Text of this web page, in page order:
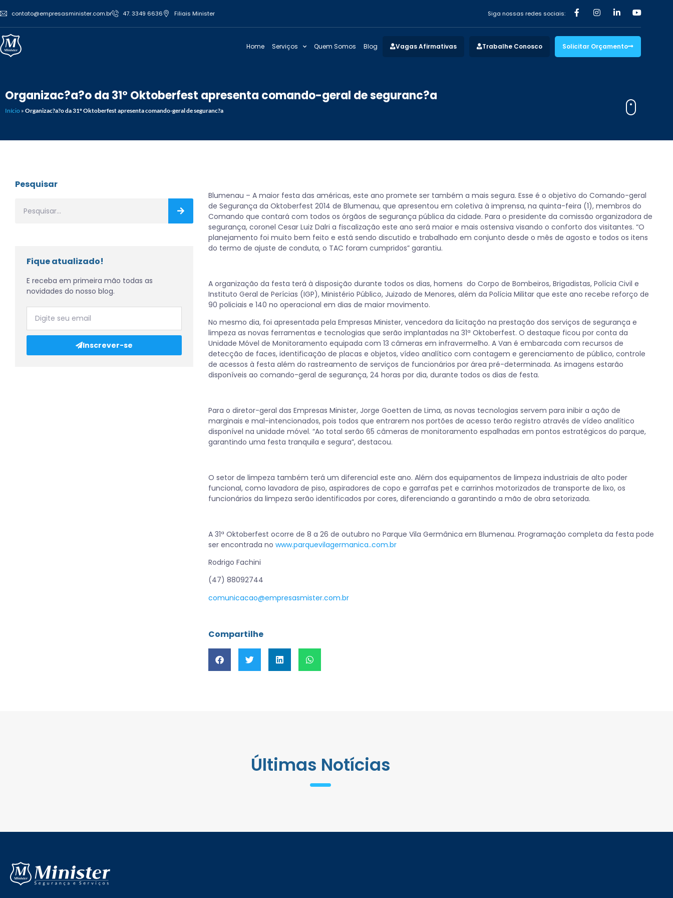
contato@empresasminister.com.br 47. 3349 6636 Filiais Minister Siga nossas redes sociais:
Home Serviços Quem Somos Blog Vagas Afirmativas Trabalhe Conosco Solicitar Orçamento
Organizac?a?o da 31º Oktoberfest apresenta comando-geral de seguranc?a
Início » Organizac?a?o da 31º Oktoberfest apresenta comando-geral de seguranc?a
Pesquisar
Fique atualizado!
E receba em primeira mão todas as
novidades do nosso blog.
Inscrever-se
Blumenau – A maior festa das américas, este ano promete ser também a mais segura. Esse é o objetivo do Comando-geral
de Segurança da Oktoberfest 2014 de Blumenau, que apresentou em coletiva à imprensa, na quinta-feira (1), membros do
Comando que contará com todos os órgãos de segurança pública da cidade. Para o presidente da comissão organizadora de
segurança, coronel Cesar Luiz Dalri a fiscalização este ano será maior e mais ostensiva visando o conforto dos visitantes. “O
planejamento foi muito bem feito e está sendo discutido e trabalhado em conjunto desde o mês de agosto e todos os itens
do termo de ajuste de conduta, o TAC foram cumpridos” garantiu.
A organização da festa terá à disposição durante todos os dias, homens do Corpo de Bombeiros, Brigadistas, Polícia Civil e
Instituto Geral de Perícias (IGP), Ministério Público, Juizado de Menores, além da Polícia Militar que este ano recebe reforço de
90 policiais e 140 no operacional em dias de maior movimento.
No mesmo dia, foi apresentada pela Empresas Minister, vencedora da licitação na prestação dos serviços de segurança e
limpeza as novas ferramentas e tecnologias que serão implantadas na 31ª Oktoberfest. O destaque ficou por conta da
Unidade Móvel de Monitoramento equipada com 13 câmeras em infravermelho. A Van é embarcada com recursos de
detecção de faces, identificação de placas e objetos, vídeo analítico com contagem e gerenciamento de público, controle
de acessos à festa além do rastreamento de serviços de funcionários por área pré-determinada. As imagens estarão
disponíveis ao comando-geral de segurança, 24 horas por dia, durante todos os dias de festa.
Para o diretor-geral das Empresas Minister, Jorge Goetten de Lima, as novas tecnologias servem para inibir a ação de
marginais e mal-intencionados, pois todos que entrarem nos portões de acesso terão registro através de vídeo analítico
disponível na unidade móvel. “Ao total serão 65 câmeras de monitoramento espalhadas em pontos estratégicos do parque,
garantindo uma festa tranquila e segura”, destacou.
O setor de limpeza também terá um diferencial este ano. Além dos equipamentos de limpeza industriais de alto poder
funcional, como lavadora de piso, aspiradores de copo e garrafas pet e carrinhos motorizados de transporte de lixo, os
funcionários da limpeza serão identificados por cores, diferenciando a garantindo a mão de obra setorizada.
A 31ª Oktoberfest ocorre de 8 a 26 de outubro no Parque Vila Germânica em Blumenau. Programação completa da festa pode
ser encontrada nowww.parquevilagermanica..com.br
Rodrigo Fachini
(47) 88092744
comunicacao@empresasmister.com.br
Compartilhe
Últimas Notícias